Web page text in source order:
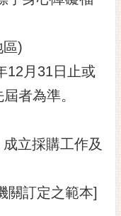
區)
12月31日止或
者為準。
立採購工作及
關訂定之範本]